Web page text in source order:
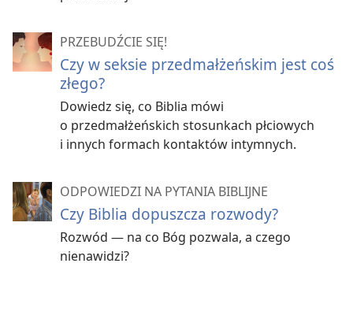
PRZEBUDŹCIE SIĘ!
Czy w seksie przedmałżeńskim jest coś
złego?
Dowiedz się, co Biblia mówi
o przedmałżeńskich stosunkach płciowych
i innych formach kontaktów intymnych.
ODPOWIEDZI NA PYTANIA BIBLIJNE
Czy Biblia dopuszcza rozwody?
Rozwód — na co Bóg pozwala, a czego
nienawidzi?